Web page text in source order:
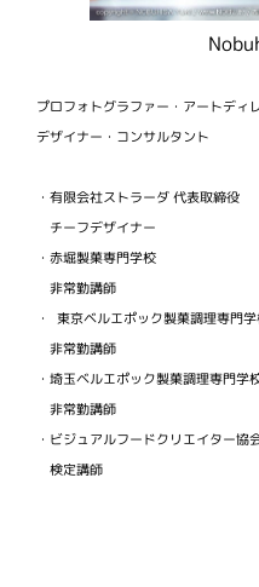
プロフォトグラファー・アートディ
デザイナー・コンサルタント
・有限会社ストラーダ 代表取締役
チーフデザイナー
・赤堀製菓専門学校
非常勤講師
・ 東京ベルエポック製菓調理専門
非常勤講師
・埼玉ベルエポック製菓調理専門学
非常勤講師
・ビジュアルフードクリエイター協
検定講師